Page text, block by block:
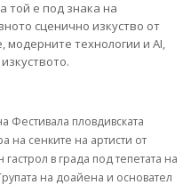
той е под знака на
сценично изкуство от
технологии и AI,
Фестивала пловдивската
на сенките на артисти от
в града под тепетата на
на доайена и основател